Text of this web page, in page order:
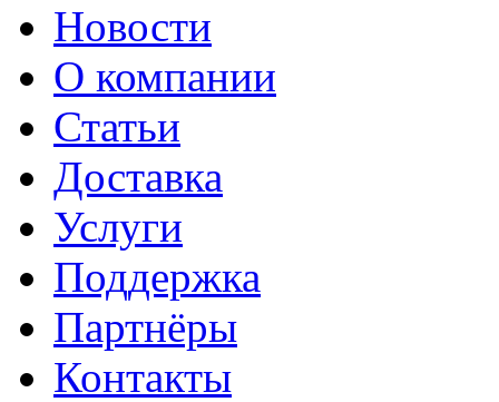
Новости
О компании
Статьи
Доставка
Услуги
Поддержка
Партнёры
Контакты